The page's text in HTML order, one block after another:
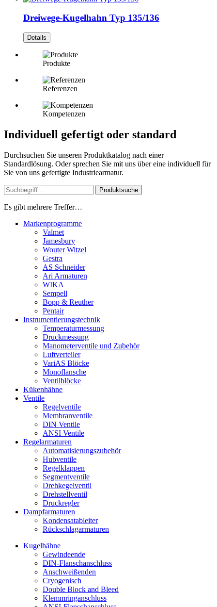
Dreiwege-Kugelhahn Typ 135/136
Details
Produkte
Referenzen
Kompetenzen
Individuell gefertigt oder standard
Durchsuchen Sie unseren Produktkatalog nach einer
Standardlösung. Oder sprechen Sie mit uns über eine individuell für
Sie von uns gefertigte Industriearmatur.
Produktsuche
Es gibt mehrere Treffer…
Markenprogramme
Valmet
Jamesbury
Wouter Witzel
Gestra
AS Schneider
Ari Armaturen
WIKA
Sempell
Bopp & Reuther
Pentair
Instrumentierungs­technik
Temperaturmessung
Druckmessung
Manometerventile und Zubehör
Luftverteiler
VariAS Blöcke
Monoflansche
Ventilblöcke
Kükenhähne
Ventile
Regelventile
Membranventile
DIN Ventile
ANSI Ventile
Regelarmaturen
Automatisierungszubehör
Hubventile
Regelklappen
Segmentventile
Drehkegelventil
Drehstellventil
Druckregler
Dampfarmaturen
Kondensatableiter
Rückschlagarmaturen
Kugelhähne
Gewindeende
DIN-Flanschanschluss
Anschweißenden
Cryogenisch
Double Block and Bleed
Klemmringanschluss